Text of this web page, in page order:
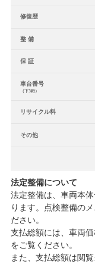
修復歴
整 備
保 証
車台番号
（下3桁）
リサイクル料
その他
法定整備について
法定整備は、車両本
ります。点検整備の
ださい。
支払総額には、車両価
をご覧ください。
また、支払総額は閲